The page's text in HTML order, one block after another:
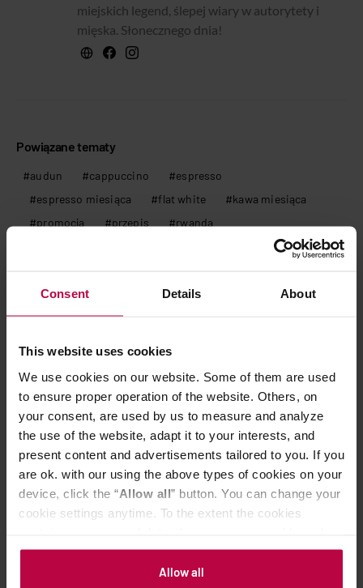
Consent Details About
This website uses cookies
We use cookies on our website. Some of them are used
to ensure proper operation of the website. Others, on
your consent, are used by us to measure and analyze
the use of the website, adapt it to your interests, and
present content and advertisements tailored to you. If you
are ok. with our using the above types of cookies on your
device, click the “Allow all” button. You can change your
cookie settings anytime. To the extent the cookies
the controller’s (namely, ALL GOOD S.A., ul.
Mazowiecka 24I/U9, 78-100 Kołobrzeg) or third parties’
Allow all
miejskich legend, ślepej wiary w autorytety i
mięska. Słonecznego dnia!
Powiązane tematy
audun cappuccino
espresso
espresso miesiąca
flat white
kawa miesiąca
promocja
przepis rwanda